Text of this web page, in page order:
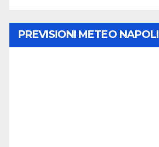
PREVISIONI METEO NAPOLI